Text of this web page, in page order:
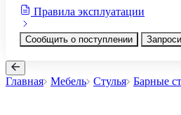
Правила эксплуатации
Сообщить о поступлении
Главная Мебель Стулья Барные